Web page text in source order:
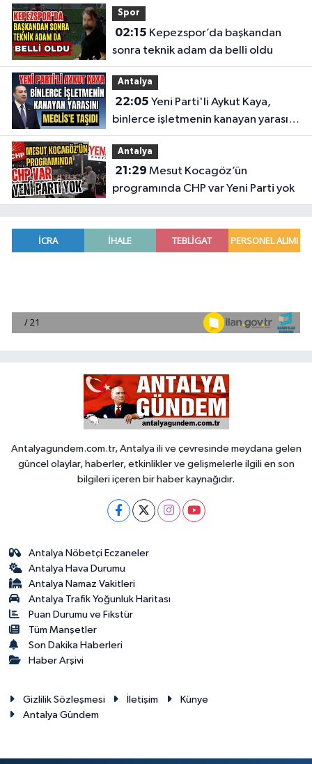
Spor
02:15
sonra teknik adam da belli oldu
Antalya
22:05
binlerce işletmenin kanayan yarasını
Meclis'e taşıdı
Antalya
21:29
programında CHP var Yeni Parti yok
Antalyagundem.com.tr, Antalya ili ve çevresinde meydana gelen
güncel olaylar, haberler, etkinlikler ve gelişmelerle ilgili en son
bilgileri içeren bir haber kaynağıdır.
Antalya Nöbetçi Eczaneler
Antalya Hava Durumu
Antalya Namaz Vakitleri
Antalya Trafik Yoğunluk Haritası
Puan Durumu ve Fikstür
Tüm Manşetler
Son Dakika Haberleri
Haber Arşivi
Gizlilik Sözleşmesi İletişim
Künye
Antalya Gündem